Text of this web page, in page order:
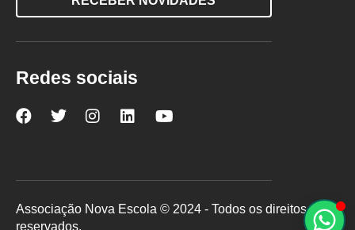
Redes sociais
Nova
Facebook
Nova
Twitter
Nova
Instagram
Nova
LinkedInYouTube
Associação Nova Escola © 2024 - Todos os direitos
reservados.